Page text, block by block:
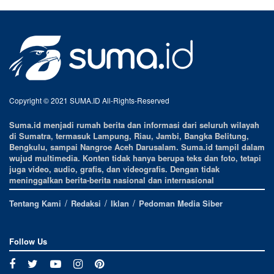
Copyright © 2021 SUMA.ID All-Rights-Reserved
Suma.id menjadi rumah berita dan informasi dari seluruh wilayah
di Sumatra, termasuk Lampung, Riau, Jambi, Bangka Belitung,
Bengkulu, sampai Nangroe Aceh Darusalam. Suma.id tampil dalam
wujud multimedia. Konten tidak hanya berupa teks dan foto, tetapi
juga video, audio, grafis, dan videografis. Dengan tidak
meninggalkan berita-berita nasional dan internasional
Tentang Kami
Redaksi Iklan Pedoman Media Siber
Follow Us